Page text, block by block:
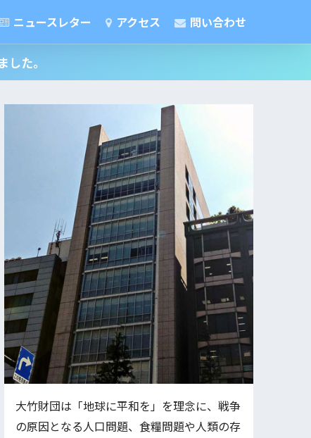
ニュースレター アクセス 問い合わせ
た。
大竹財団は「地球に平和を」を理念に、戦争
の原因となる人口問題、食糧問題や人類の存